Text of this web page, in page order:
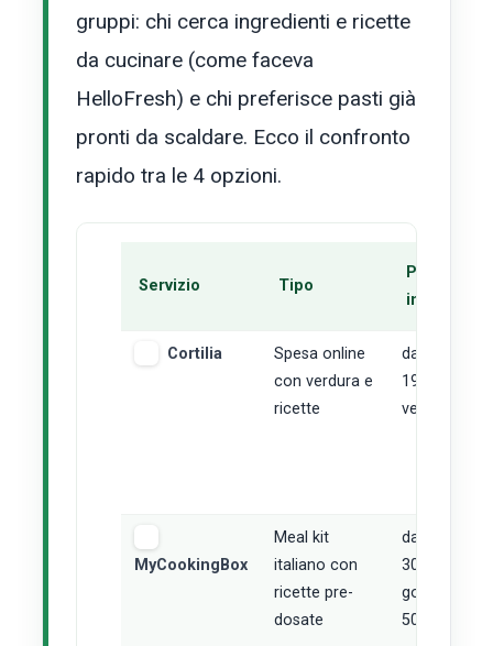
gruppi: chi cerca ingredienti e ricette
da cucinare (come faceva
HelloFresh) e chi preferisce pasti già
pronti da scaldare. Ecco il confronto
rapido tra le 4 opzioni.
Servizio Tipo
Prezzo
indicativo
Cortilia
Spesa online
con verdura e
ricette
da circa
19€ (box
verdura)
MyCookingBox
Meal kit
italiano con
ricette pre-
dosate
da 20€ a
30€ (box
gourmet
50-100€)